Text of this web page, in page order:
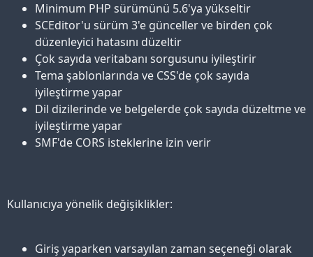
Minimum PHP sürümünü 5.6'ya yükseltir
SCEditor'u sürüm 3'e günceller ve birden çok
düzenleyici hatasını düzeltir
Çok sayıda veritabanı sorgusunu iyileştirir
Tema şablonlarında ve CSS'de çok sayıda
iyileştirme yapar
Dil dizilerinde ve belgelerde çok sayıda düzeltme ve
iyileştirme yapar
SMF'de CORS isteklerine izin verir
Kullanıcıya yönelik değişiklikler:
Giriş yaparken varsayılan zaman seçeneği olarak